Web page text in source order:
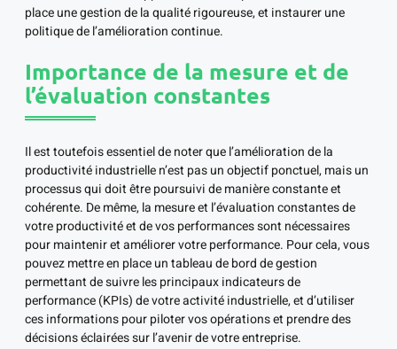
place une gestion de la qualité rigoureuse, et instaurer une
politique de l’amélioration continue.
Importance de la mesure et de
l’évaluation constantes
Il est toutefois essentiel de noter que l’amélioration de la
productivité industrielle n’est pas un objectif ponctuel, mais un
processus qui doit être poursuivi de manière constante et
cohérente. De même, la mesure et l’évaluation constantes de
votre productivité et de vos performances sont nécessaires
pour maintenir et améliorer votre performance. Pour cela, vous
pouvez mettre en place un tableau de bord de gestion
permettant de suivre les principaux indicateurs de
performance (KPIs) de votre activité industrielle, et d’utiliser
ces informations pour piloter vos opérations et prendre des
décisions éclairées sur l’avenir de votre entreprise.